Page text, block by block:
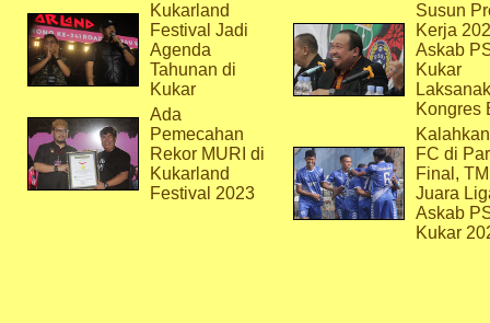
Kukarland
Festival Jadi
Agenda
Tahunan di
Kukar
Ada
Pemecahan
Rekor MURI di
Kukarland
Festival 2023
Susun
Kerja
Askab
Kukar
Kongres
FC di
Final,
Juara
Askab
Kukar